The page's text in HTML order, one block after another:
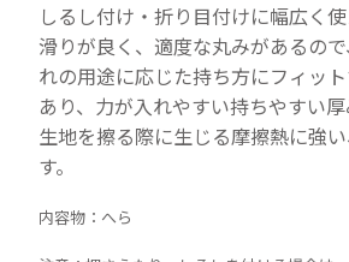
2016年 2015年 2014年
糸の手芸
刺しゅう
インテリア
しるし付け・折り目付けに幅広く使
滑りが良く、適度な丸みがあるの
れの用途に応じた持ち方にフィッ
あり、力が入れやすい持ちやすい厚
生地を擦る際に生じる摩擦熱に強
す。
内容物：へら